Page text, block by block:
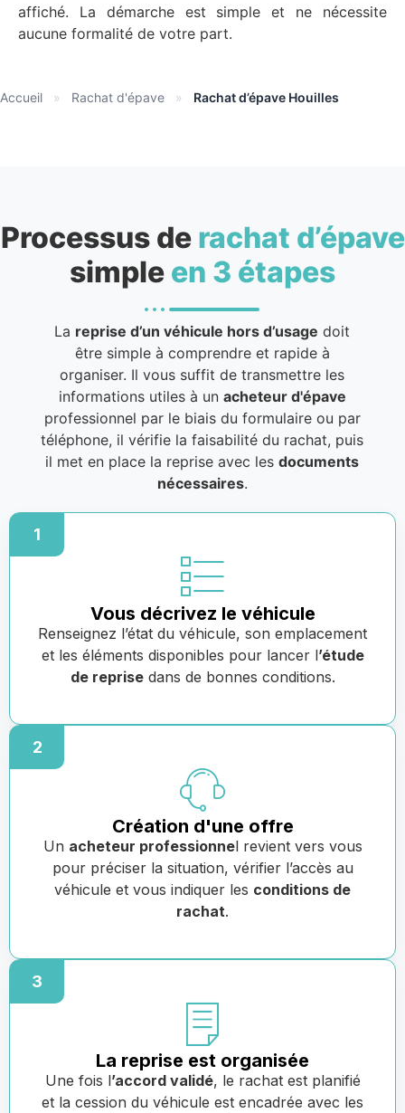
affiché. La démarche est simple et ne nécessite
aucune formalité de votre part.
Accueil » Rachat d'épave » Rachat d’épave Houilles
Processus de rachat d’épave
simple en 3 étapes
La reprise d’un véhicule hors d’usage doit
être simple à comprendre et rapide à
organiser. Il vous suffit de transmettre les
informations utiles à un acheteur d'épave
professionnel par le biais du formulaire ou par
téléphone, il vérifie la faisabilité du rachat, puis
il met en place la reprise avec lesdocuments
nécessaires.
1
Vous décrivez le véhicule
Renseignez l’état du véhicule, son emplacement
et les éléments disponibles pour lancer l’étude
de reprisedans de bonnes conditions.
2
Création d'une offre
Un acheteur professionnel revient vers vous
pour préciser la situation, vérifier l’accès au
véhicule et vous indiquer les conditions de
rachat.
3
La reprise est organisée
Une fois l’accord validé, le rachat est planifié
et la cession du véhicule est encadrée avec les